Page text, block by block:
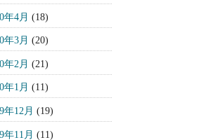
年4月 (18)
年3月 (20)
年2月 (21)
年1月 (11)
年12月 (19)
年11月 (11)